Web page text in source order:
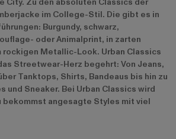
im College-Stil. Die gibt es in
Burgundy, schwarz,
oder Animalprint, in zarten
Metallic-Look. Urban Classics
Streetwear-Herz begehrt: Von Jeans,
Tanktops, Shirts, Bandeaus bis hin zu
und Sneaker. Bei Urban Classics wird
bekommst angesagte Styles mit viel